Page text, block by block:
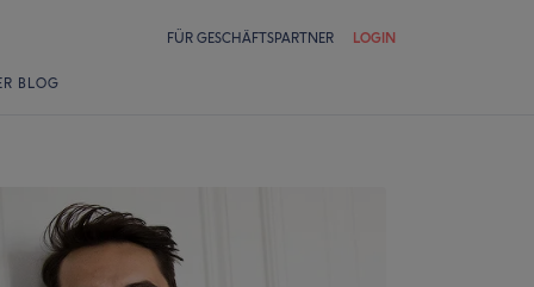
FÜR GESCHÄFTSPARTNER LOGIN
BLOG